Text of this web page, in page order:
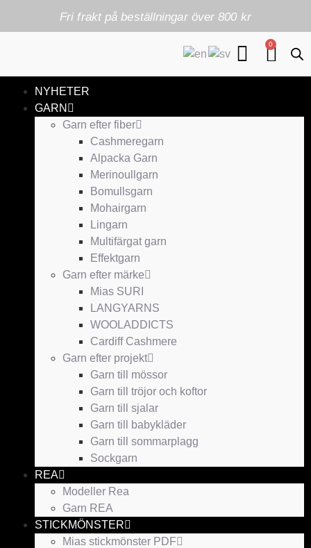
Fri frakt på beställningar över 800 kr
0
NYHETER
GARN
Garn efter fiber
Cashmeregarn
Alpacka Garn
Merinoullgarn
Bomullsgarn
Mohairgarn
Lingarn
Multifärgat garn
Effektgarn
Garn efter märke
Mias SURI
LANGYARNS
WOOLADDICTS
Cardiff Cashmere
Garn efter projekt
Garn till mössor
Garn till tröjor och koftor
Garn till sjalar
Garn till babykläder
Garn till sommarplagg
Sockgarn
REA
Modeller Rea
Garn REA
STICKMÖNSTER
Mias stickmönster PDF